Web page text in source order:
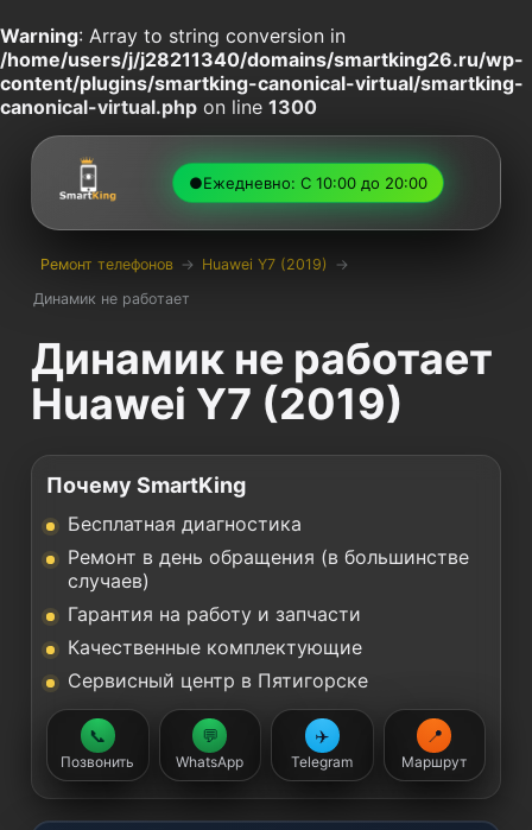
Warning: Array to string conversion in
/home/users/j/j28211340/domains/smartking26.ru/wp-
content/plugins/smartking-canonical-virtual/smartking-
canonical-virtual.php on line 1300
●Ежедневно: С 10:00 до 20:00
Ремонт телефонов → Huawei Y7 (2019)
→
Динамик не работает
Динамик не работает
Huawei Y7 (2019)
Почему SmartKing
Бесплатная диагностика
Ремонт в день обращения (в большинстве
случаев)
Гарантия на работу и запчасти
Качественные комплектующие
Сервисный центр в Пятигорске
📞
Позвонить
💬
WhatsApp
✈️
Telegram
📍
Маршрут